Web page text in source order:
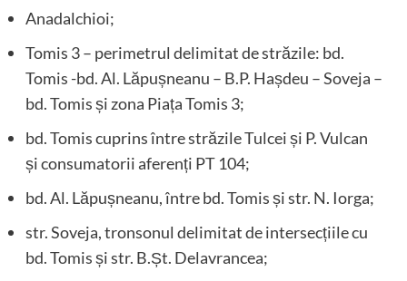
Anadalchioi;
Tomis 3 – perimetrul delimitat de străzile: bd.
Tomis -bd. Al. Lăpușneanu – B.P. Hașdeu – Soveja –
bd. Tomis și zona Piața Tomis 3;
bd. Tomis cuprins între străzile Tulcei și P. Vulcan
și consumatorii aferenți PT 104;
bd. Al. Lăpușneanu, între bd. Tomis și str. N. Iorga;
str. Soveja, tronsonul delimitat de intersecțiile cu
bd. Tomis și str. B.Șt. Delavrancea;